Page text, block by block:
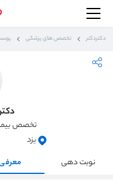
دکتردکتر تخصص های پزشکی
تخصص
یزد
نوبت دهی